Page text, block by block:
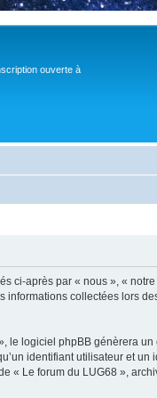
ouverte à
ci-après par « nous », «
collectées lors
le logiciel phpBB génèrera
identifiant utilisateur et
Le forum du LUG68 »,